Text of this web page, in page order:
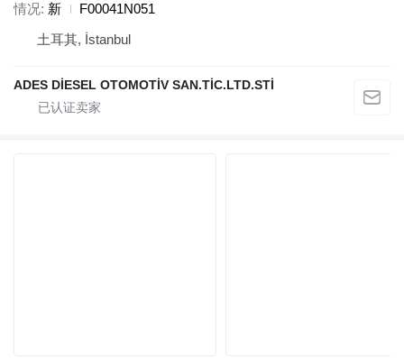
情况 新
F00041N051
土耳其, İstanbul
ADES DİESEL OTOMOTİV SAN.TİC.LTD.STİ